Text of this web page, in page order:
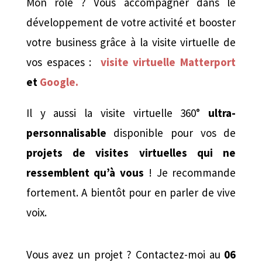
développement de votre activité et booster
votre business grâce à la visite virtuelle de
vos espaces :
visite virtuelle Matterport
et Google.
Il y aussi la visite virtuelle 360° ultra-
personnalisable disponible pour vos de
projets de visites virtuelles qui ne
ressemblent qu’à vous ! Je recommande
fortement. A bientôt pour en parler de vive
voix.
Vous avez un projet ? Contactez-moi au 06